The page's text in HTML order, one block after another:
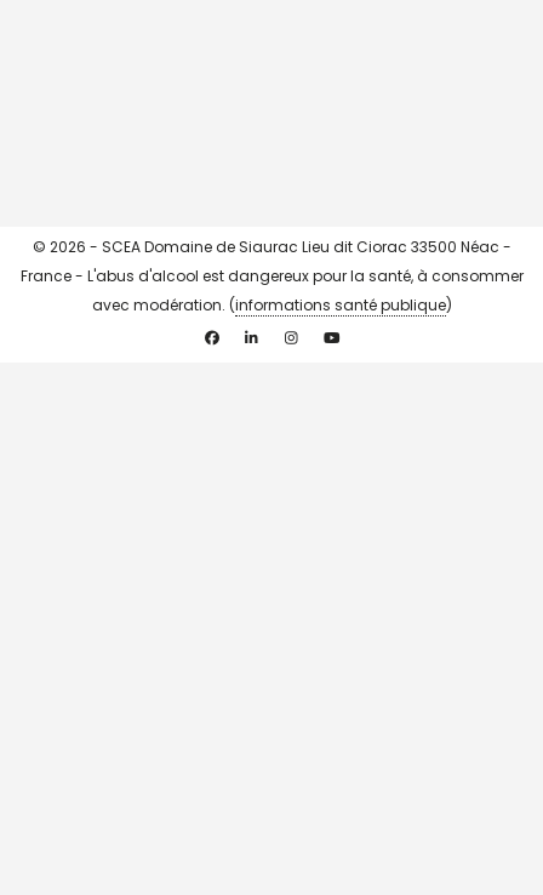
© 2026 - SCEA Domaine de Siaurac Lieu dit Ciorac 33500 Néac -
France - L'abus d'alcool est dangereux pour la santé, à consommer
avec modération. (informations santé publique)
FacebookLinkedin InstagramYouTube